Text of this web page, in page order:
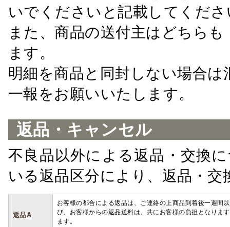
いでくださいと記載してくださ
また、商品の送付主はどちら
ます。
明細を商品と同封しない場合
一報をお願いいたします。
返品・キャンセル
不良品以外による返品・交換
いる返品区分により、返品・
返品A
お客様の都合による返品は、ご連絡の上商品到着後一週間
び、お客様からの返品送料は、共にお客様の負担となりま
ます。